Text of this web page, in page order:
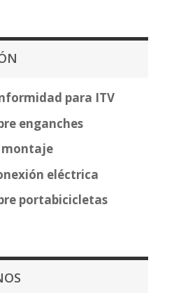
para ITV
enganches
montaje
eléctrica
portabicicletas